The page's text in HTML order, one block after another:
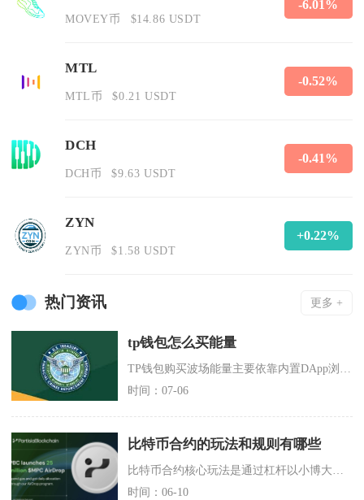
MOVEY币 $14.86 USDT
-6.01%
MTL
MTL币 $0.21 USDT
-0.52%
DCH
DCH币 $9.63 USDT
-0.41%
ZYN
ZYN币 $1.58 USDT
+0.22%
热门资讯 更多 +
tp钱包怎么买能量
时间：07-06
比特币合约的玩法和规则有哪些
比特币合约核心玩法是通过杠杆以小博大、双向交易（做多/做空），规则围绕保证金、杠杆、强平、
时间：06-10